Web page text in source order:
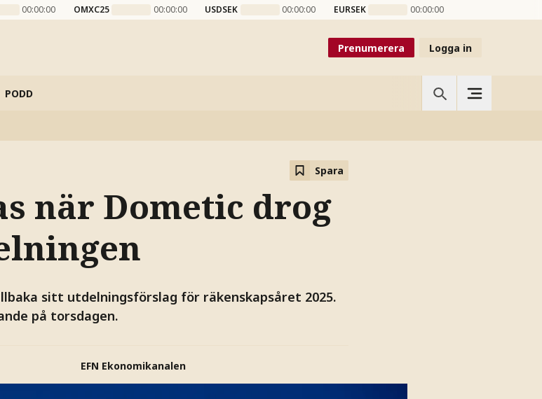
00:00:00 OMXC25 00:00:00 USDSEK 00:00:00 EURSEK 00:00:00
Prenumerera Logga in
PODD
Spara
när Dometic drog
sitt utdelningsförslag för räkenskapsåret 2025.
på torsdagen.
EFN Ekonomikanalen